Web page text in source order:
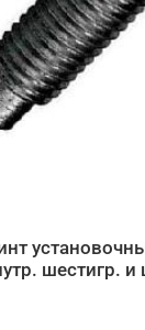
шестигр. и